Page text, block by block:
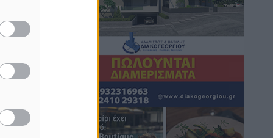
Τουρνάς για φωτιές: «Κανένα
περιθώριο εφησυχασμού» – Σε πλήρη
ετοιμότητα ο μηχανισμός
πριν 5 ώρες
Καιρός: Επιμένουν οι υψηλές
θερμοκρασίες – Ισχυρά μελτέμια έως 9
μποφόρ, σε «Red Code» 6 περιοχές